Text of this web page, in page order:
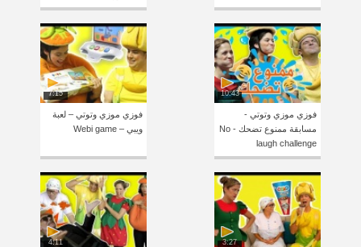
10:43
فوزي موزي وتوتي -
مسابقة ممنوع تضحك - No
laugh challenge
7:15
فوزي موزي وتوتي – لعبة
ويبي – Webi game
3:27
4:11